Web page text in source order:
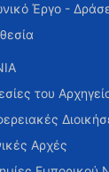
Έργο -
του
Αρχές